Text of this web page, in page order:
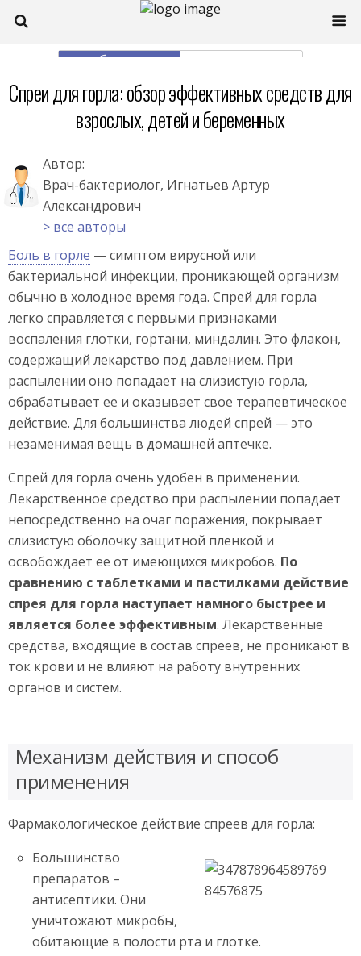
моб. версия
Спреи для горла: обзор эффективных средств для
взрослых, детей и беременных
Автор:
Врач-бактериолог, Игнатьев Артур
Александрович
> все авторы
Боль в горле — симптом вирусной или
бактериальной инфекции, проникающей организм
обычно в холодное время года. Спрей для горла
легко справляется с первыми признаками
воспаления глотки, гортани, миндалин. Это флакон,
содержащий лекарство под давлением. При
распылении оно попадает на слизистую горла,
обрабатывает ее и оказывает свое терапевтическое
действие. Для большинства людей спрей — это
незаменимая вещь в домашней аптечке.
Спрей для горла очень удобен в применении.
Лекарственное средство при распылении попадает
непосредственно на очаг поражения, покрывает
слизистую оболочку защитной пленкой и
освобождает ее от имеющихся микробов. По
сравнению с таблетками и пастилками действие
спрея для горла наступает намного быстрее и
является более эффективным. Лекарственные
средства, входящие в состав спреев, не проникают в
ток крови и не влияют на работу внутренних
органов и систем.
Механизм действия и способ
применения
Фармакологическое действие спреев для горла:
Большинство
препаратов –
антисептики. Они
уничтожают микробы,
обитающие в полости рта и глотке.